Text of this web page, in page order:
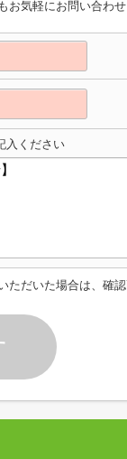
お気軽にお問い合わ
入ください
だいた場合は、確認